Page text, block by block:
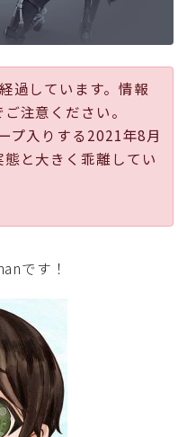
過しています。情報
注意ください。
プ入りする2021年8月
と大きく乖離してい
です！